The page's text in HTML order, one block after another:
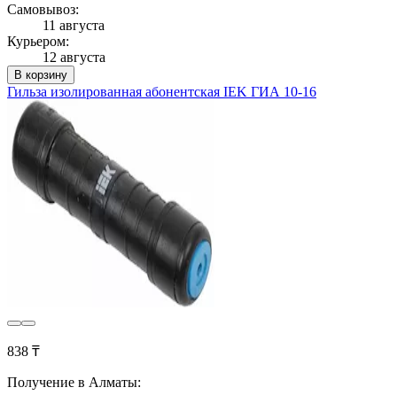
Самовывоз:
11 августа
Курьером:
12 августа
В корзину
Гильза изолированная абонентская IEK ГИА 10-16
838 ₸
Получение в Алматы: